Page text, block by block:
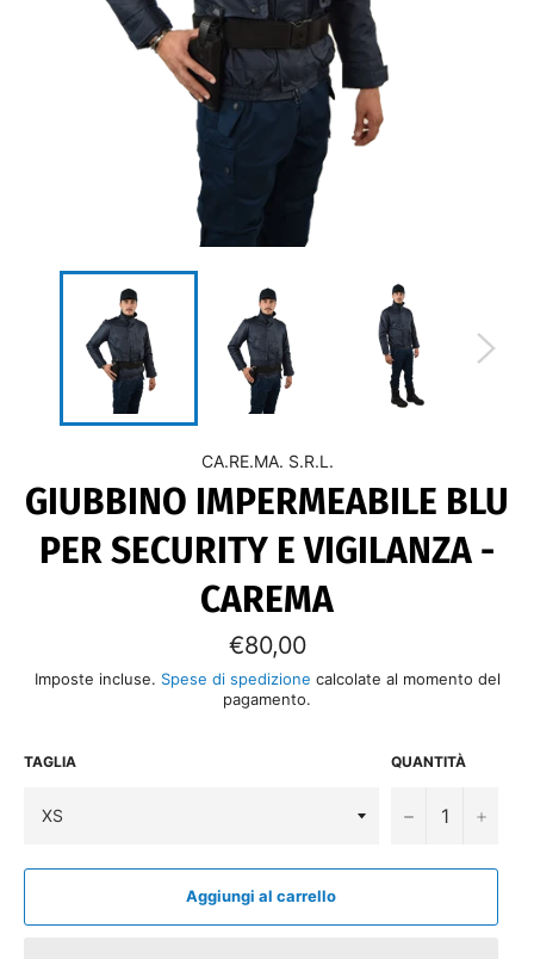
CA.RE.MA. S.R.L.
GIUBBINO IMPERMEABILE BLU
PER SECURITY E VIGILANZA -
CAREMA
Prezzo
di
listino
€80,00
Imposte incluse. Spese di spedizione calcolate al momento del
pagamento.
TAGLIA QUANTITÀ
− +
Aggiungi al carrello